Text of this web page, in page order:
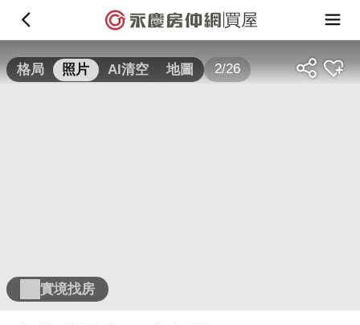
買屋
格局 照片 AI清空 地圖 2/26
實境找房